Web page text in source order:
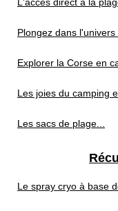
L'accès direct à la
Plongez dans l'univers
Explorer la Corse en
Les joies du camping
Les sacs de plage...
Le spray cryo à base